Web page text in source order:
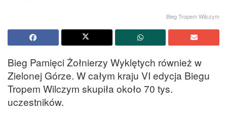
Bieg Tropem Wilczym
Bieg Pamięci Żołnierzy Wyklętych również w
Zielonej Górze. W całym kraju VI edycja Biegu
Tropem Wilczym skupiła około 70 tys.
uczestników.